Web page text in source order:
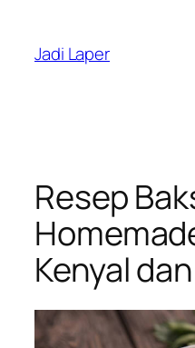
content
Jadi Laper
Resep
Kenyal